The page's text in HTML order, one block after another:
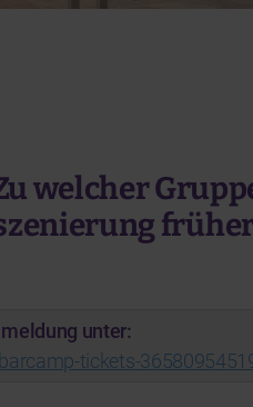
welcher
unter:
tickets-